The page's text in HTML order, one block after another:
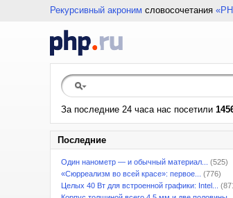
Рекурсивный акроним словосочетания
За последние 24 часа нас посетили
Последние
Один нанометр — и обычный материал...
(525)
«Сюрреализм во всей красе»: первое...
(776)
Целых 40 Вт для встроенной графики: Intel...